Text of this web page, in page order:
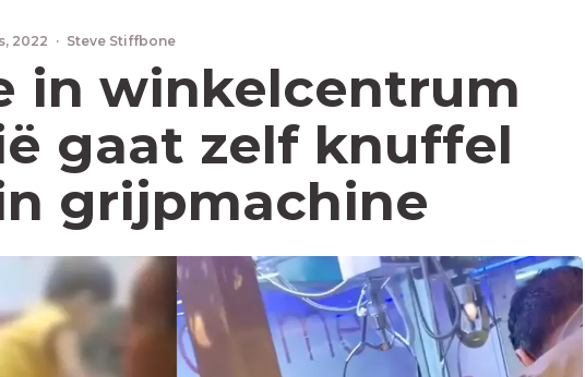
2022 · Steve Stiffbone
in winkelcentrum
gaat zelf knuffel
grijpmachine